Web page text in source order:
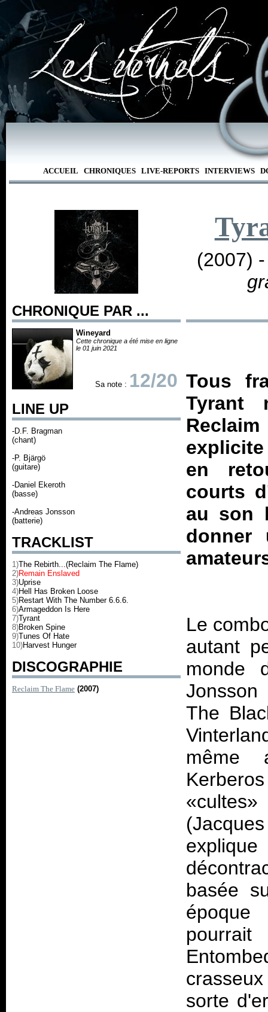
ACCUEIL CHRONIQUES LIVE-REPORTS INTERVIEWS
CHRONIQUE PAR ...
Wineyard
Cette chronique a été mise en ligne
le 01 juin 2021
Sa note : 12/20
LINE UP
-D.F. Bragman
(chant)
-P. Bjärgö
(guitare)
-Daniel Ekeroth
(basse)
-Andreas Jonsson
(batterie)
TRACKLIST
1)The Rebirth...(Reclaim The Flame)
2)Remain Enslaved
3)Uprise
4)Hell Has Broken Loose
5)Restart With The Number 6.6.6.
6)Armageddon Is Here
7)Tyrant
8)Broken Spine
9)Tunes Of Hate
10)Harvest Hunger
DISCOGRAPHIE
Reclaim The Flame (2007)
(2007)
Tous
Tyrant
en
courts
au son
Le
autant
monde
The
même
basée
époque
sorte